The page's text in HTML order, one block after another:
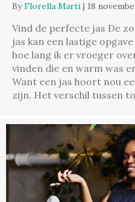
ByFlorella Marti | 18
Vind de perfecte jas De
jas kan een lastige
hoe lang ik er vroeger
vinden die en warm was
Want een jas hoort nou
zijn. Het verschil tussen